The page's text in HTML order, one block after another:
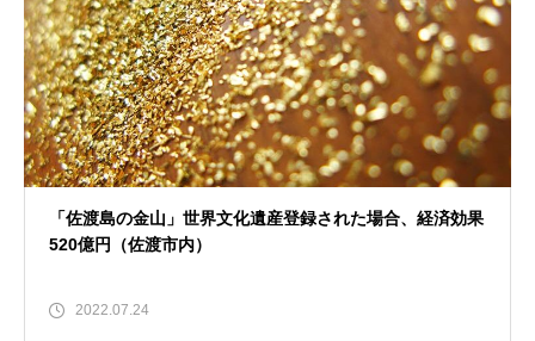
「佐渡島の金山」世界文化遺産登録された場合、経済効果
520億円（佐渡市内）
2022.07.24